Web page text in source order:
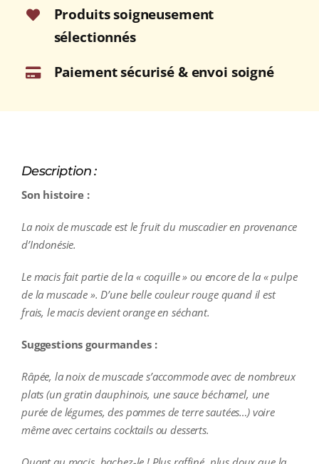
Produits soigneusement
sélectionnés
Paiement sécurisé & envoi soigné
Description :
Son histoire :
La noix de muscade est le fruit du muscadier en provenance
d’Indonésie.
Le macis fait partie de la « coquille » ou encore de la « pulpe
de la muscade ». D’une belle couleur rouge quand il est
frais, le macis devient orange en séchant.
Suggestions gourmandes :
Râpée, la noix de muscade s’accommode avec de nombreux
plats (un gratin dauphinois, une sauce béchamel, une
purée de légumes, des pommes de terre sautées…) voire
même avec certains cocktails ou desserts.